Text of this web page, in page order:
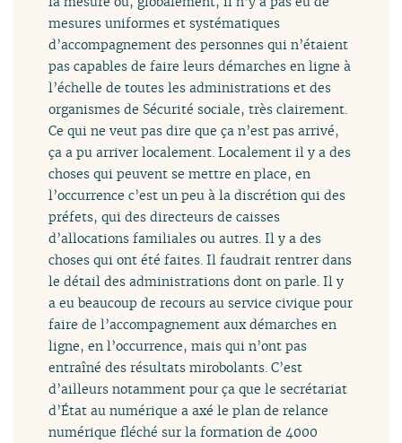
mesures uniformes et systématiques
d’accompagnement des personnes qui n’étaient
pas capables de faire leurs démarches en ligne à
l’échelle de toutes les administrations et des
organismes de Sécurité sociale, très clairement.
Ce qui ne veut pas dire que ça n’est pas arrivé,
ça a pu arriver localement. Localement il y a des
choses qui peuvent se mettre en place, en
l’occurrence c’est un peu à la discrétion qui des
préfets, qui des directeurs de caisses
d’allocations familiales ou autres. Il y a des
choses qui ont été faites. Il faudrait rentrer dans
le détail des administrations dont on parle. Il y
a eu beaucoup de recours au service civique pour
faire de l’accompagnement aux démarches en
ligne, en l’occurrence, mais qui n’ont pas
entraîné des résultats mirobolants. C’est
d’ailleurs notamment pour ça que le secrétariat
d’État au numérique a axé le plan de relance
numérique fléché sur la formation de 4000